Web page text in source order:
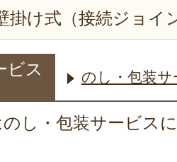
掛け式（接続ジョイ
ビス
のし・包装
し・包装サービス